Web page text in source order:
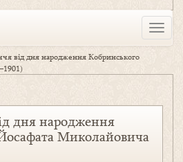
Toggle
від дня народження Кобринського
дня народження
Миколайовича